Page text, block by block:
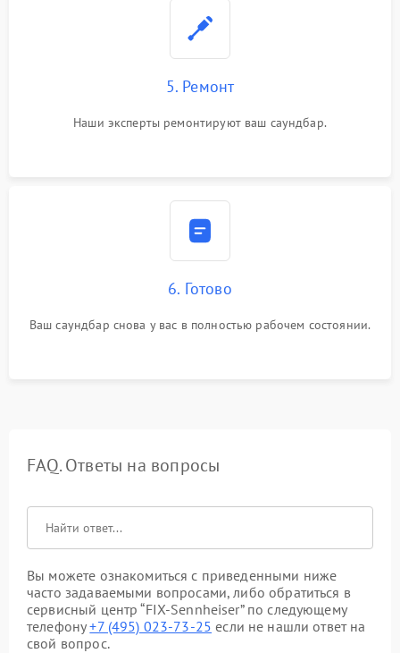
5. Ремонт
Наши эксперты ремонтируют ваш саундбар.
6. Готово
Ваш саундбар снова у вас в полностью рабочем состоянии.
FAQ. Ответы на вопросы
Вы можете ознакомиться с приведенными ниже
часто задаваемыми вопросами, либо обратиться в
сервисный центр “FIX-Sennheiser” по следующему
телефону+7 (495) 023-73-25 если не нашли ответ на
свой вопрос.